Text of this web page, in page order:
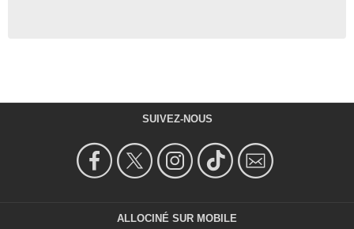
SUIVEZ-NOUS
ALLOCINÉ SUR MOBILE